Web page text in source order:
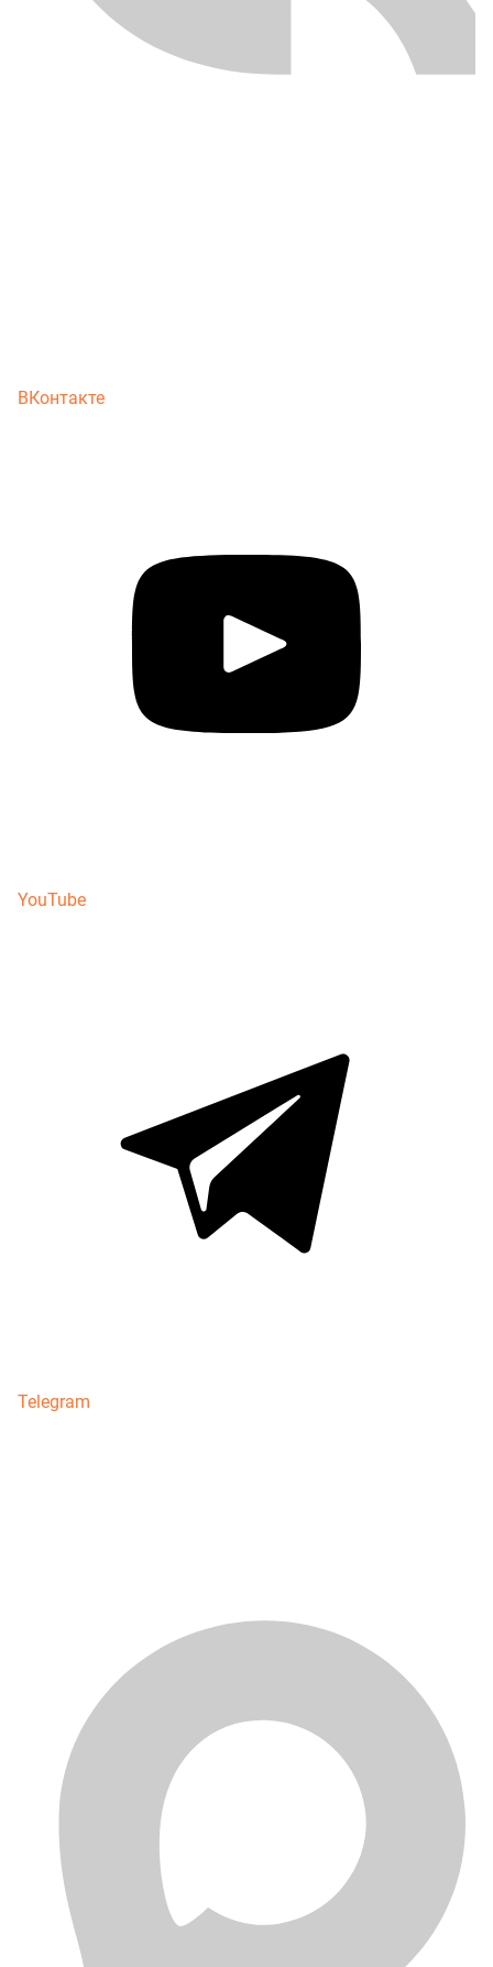
ВКонтакте
YouTube
Telegram